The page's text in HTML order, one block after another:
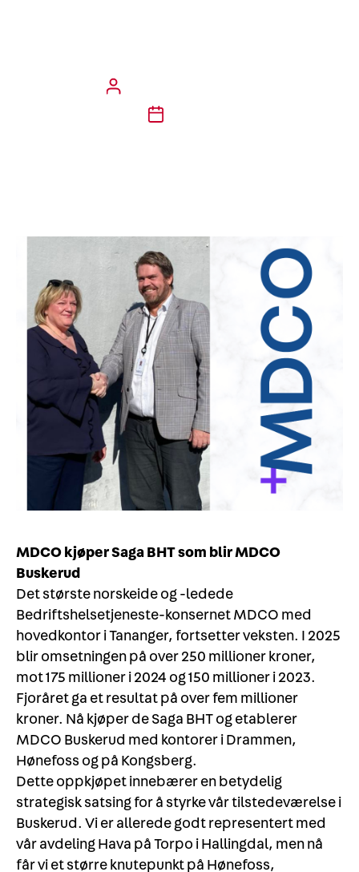
MDCO kjøper Saga BHT som blir MDCO
Buskerud
Det største norskeide og -ledede
Bedriftshelsetjeneste-konsernet MDCO med
hovedkontor i Tananger, fortsetter veksten. I 2025
blir omsetningen på over 250 millioner kroner,
mot 175 millioner i 2024 og 150 millioner i 2023.
Fjoråret ga et resultat på over fem millioner
kroner. Nå kjøper de Saga BHT og etablerer
MDCO Buskerud med kontorer i Drammen,
Hønefoss og på Kongsberg.
Dette oppkjøpet innebærer en betydelig
strategisk satsing for å styrke vår tilstedeværelse i
Buskerud. Vi er allerede godt representert med
vår avdeling Hava på Torpo i Hallingdal, men nå
får vi et større knutepunkt på Hønefoss,